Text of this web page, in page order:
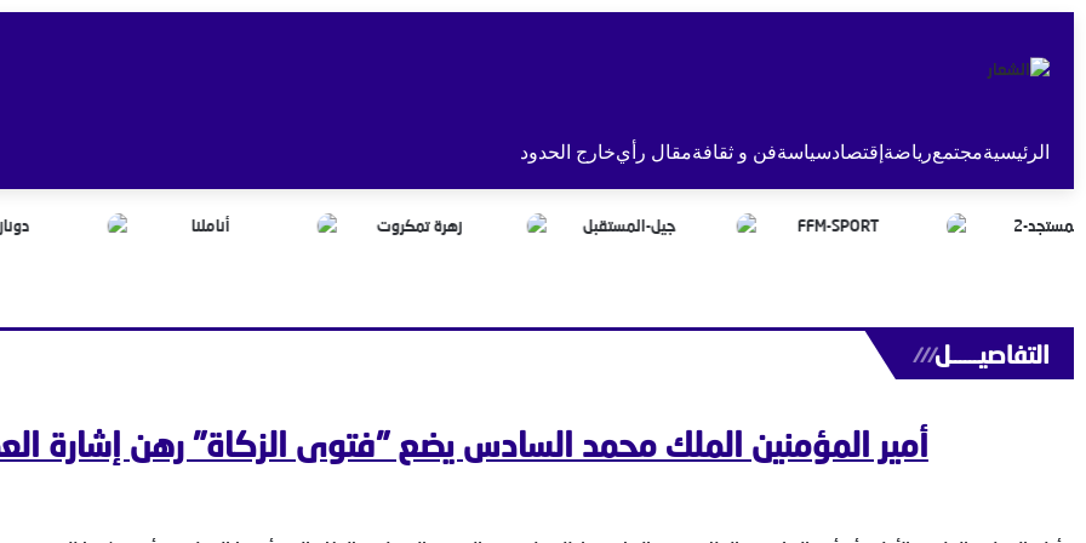
الرئيسيةمجتمعرياضة إقتصادسياسةفن و ثقافةمقال رأيخارج الحدود
التفاصيــــــل///
أمير المؤمنين الملك محمد السادس يضع "فتوى الزكاة" رهن إشارة